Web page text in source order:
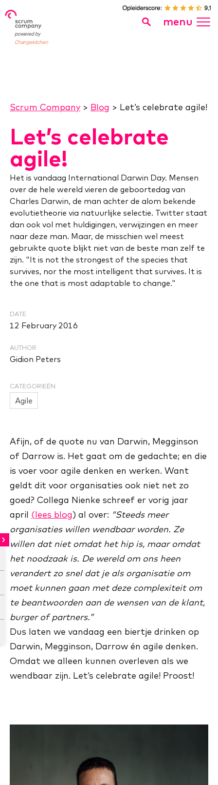
powered by
Changekitchen
menu
Scrum Company> Blog > Let’s celebrate agile!
Let’s celebrate
agile!
Het is vandaag International Darwin Day. Mensen
over de hele wereld vieren de geboortedag van
Charles Darwin, de man achter de alom bekende
evolutietheorie via natuurlijke selectie. Twitter staat
dan ook vol met huldigingen, verwijzingen en meer
naar deze man. Maar, de misschien wel meest
gebruikte quote blijkt niet van de beste man zelf te
zijn. "It is not the strongest of the species that
survives, nor the most intelligent that survives. It is
the one that is most adaptable to change."
DATE
12 February 2016
AUTHOR
Gidion Peters
CATEGORIEËN
Agile
Afijn, of de quote nu van Darwin, Megginson
of Darrow is. Het gaat om de gedachte; en die
is voer voor agile denken en werken. Want
geldt dit voor organisaties ook niet net zo
goed? Collega Nienke schreef er vorig jaar
april (lees blog) al over: “Steeds meer
organisaties willen wendbaar worden. Ze
willen dat niet omdat het hip is, maar omdat
het noodzaak is. De wereld om ons heen
verandert zo snel dat je als organisatie om
moet kunnen gaan met deze complexiteit om
te beantwoorden aan de wensen van de klant,
burger of partners.”
Dus laten we vandaag een biertje drinken op
Darwin, Megginson, Darrow én agile denken.
Omdat we alleen kunnen overleven als we
wendbaar zijn. Let’s celebrate agile! Proost!